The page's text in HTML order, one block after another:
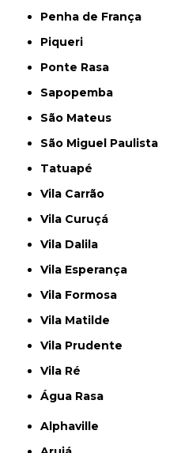
Penha de França
Piqueri
Ponte Rasa
Sapopemba
São Mateus
São Miguel Paulista
Tatuapé
Vila Carrão
Vila Curuçá
Vila Dalila
Vila Esperança
Vila Formosa
Vila Matilde
Vila Prudente
Vila Ré
Água Rasa
Alphaville